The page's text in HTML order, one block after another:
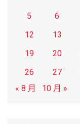
5
6
12
13
19
20
26
27
« 8 月
10 月 »